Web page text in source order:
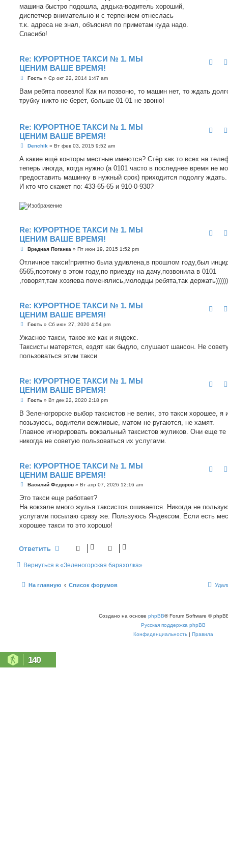
е
и
е
машина быстро подошла, дядька-водитель хороший,
диспетчер внимательно и с терпением отнеслась
т.к. адреса не знал, объяснял по приметам куда надо.
Спасибо!
Re: КУРОРТНОЕ ТАКСИ № 1. МЫ
ЦЕНИМ ВАШЕ ВРЕМЯ!
С
о
щ
е
Гость» Ср окт 22, 2014 1:47 am
Вам ребята повезло! Как ни позвоню, то машин нет, то ждать
трубку никто не берет, больше 01-01 не звоню!
Re: КУРОРТНОЕ ТАКСИ № 1. МЫ
ЦЕНИМ ВАШЕ ВРЕМЯ!
С
о
щ
е
и
Denchik» Вт фев 03, 2015 9:52 am
А какие ещё конторы местные имеются? Стёр как то всех на
теперь иногда, когда нужно (а 0101 часто в последнее время не
предоставить машинку в нужный срок) приходится подолгу ждать.
И кто что скажет по: 433-65-65 и 910-0-930?
Re: КУРОРТНОЕ ТАКСИ № 1. МЫ
ЦЕНИМ ВАШЕ ВРЕМЯ!
С
о
щ
е
Вредная Поганка » Пт июн 19, 2015 1:52 pm
Отличное такси!приятно была удивлена,в прошлом году,был
6565,поэтому в этом году,по приезду на дачу,позвонила в 0101
,говорят,там хозяева поменялись,молодцы ребята,так
Re: КУРОРТНОЕ ТАКСИ № 1. МЫ
ЦЕНИМ ВАШЕ ВРЕМЯ!
С
о
щ
е
Гость» Сб июн 27, 2020 4:54 pm
Ужасное такси, такое же как и яндекс.
Таксисты матерятся, ездят как быдло, слушают шансон. Не
пользоваться этим такси
Re: КУРОРТНОЕ ТАКСИ № 1. МЫ
ЦЕНИМ ВАШЕ ВРЕМЯ!
С
о
щ
е
и
Гость» Вт дек 22, 2020 2:18 pm
В Зеленогрорске выбор таксистов не велик, это такси хорошее, я
позьзуюсь, водители вежливые, матом не ругаются, не хамят.
Главное игнорировать вокзальный таксистов жуликов. Они еще
никогда не советую пользоваться их услугами.
Re: КУРОРТНОЕ ТАКСИ № 1. МЫ
ЦЕНИМ ВАШЕ ВРЕМЯ!
С
о
щ
е
и
Василий Федоров» Вт апр 07, 2026 12:16 am
Это такси еще работает?
На вокзале много жулья таксистов ошивается. Никогда не
услугами посылаю сразу же. Пользуюсь Яндексом. Если есть
хорошее такси то это хорошо!
Ответить
Вернуться в «Зеленогорская барахолка»
На главную Список форумов
Создано на основе phpBB® Forum Software ©
Русская поддержка phpBB
Конфиденциальность | Правила
140